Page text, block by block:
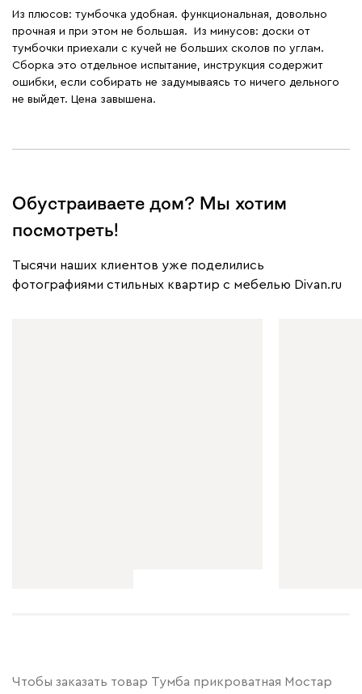
Из плюсов: тумбочка удобная. функциональная, довольно
прочная и при этом не большая. Из минусов: доски от
тумбочки приехали с кучей не больших сколов по углам.
Сборка это отдельное испытание, инструкция содержит
ошибки, если собирать не задумываясь то ничего дельного
не выйдет. Цена завышена.
Обустраиваете дом? Мы хотим
посмотреть!
Тысячи наших клиентов уже поделились
фотографиями стильных квартир с мебелью Divan.ru
Чтобы заказать товар Тумба прикроватная Мостар